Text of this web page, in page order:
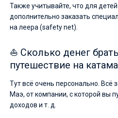
Также учитывайте, что для
дополнительно заказать
на леера (safety net).
⛵ Сколько денег
путешествие на
Тут всё очень персонально. Всё
Маэ, от компании, с которой вы
доходов и т. д.